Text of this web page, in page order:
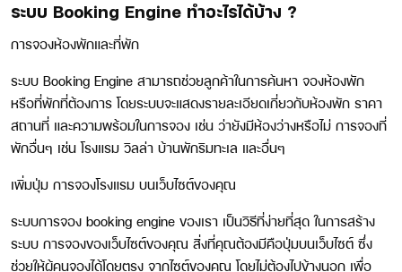
ระบบ Booking Engine ทำอะไรได้บ้าง ?
การจองห้องพักและที่พัก
ระบบ Booking Engine สามารถช่วยลูกค้าในการค้นหา จองห้องพัก
หรือที่พักที่ต้องการ โดยระบบจะแสดงรายละเอียดเกี่ยวกับห้องพัก ราคา
สถานที่ และความพร้อมในการจอง เช่น ว่ายังมีห้องว่างหรือไม่ การจองที่
พักอื่นๆ เช่น โรงแรม วิลล่า บ้านพักริมทะเล และอื่นๆ
เพิ่มปุ่ม การจองโรงแรม บนเว็บไซต์ของคุณ
ระบบการจอง booking engine ของเรา เป็นวิธีที่ง่ายที่สุด ในการสร้าง
ระบบ การจองของเว็บไซต์ของคุณ สิ่งที่คุณต้องมีคือปุ่มบนเว็บไซต์ ซึ่ง
ช่วยให้ผู้คนจองได้โดยตรง จากไซต์ของคุณ โดยไม่ต้องไปข้างนอก เพื่อ